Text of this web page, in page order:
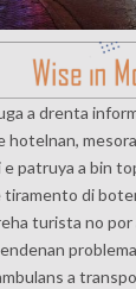
a drenta
hotelnan,
e patruya a bin
tiramento di
turista no por
a